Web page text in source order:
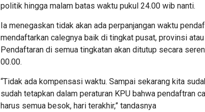
politik hingga malam batas waktu pukul 24.00 wib nanti.
Ia menegaskan tidak akan ada perpanjangan waktu
mendaftarkan calegnya baik di tingkat pusat, provinsi
Pendaftaran di semua tingkatan akan ditutup secara
00.00.
“Tidak ada kompensasi waktu. Sampai sekarang kita
sudah tetapkan dalam peraturan KPU bahwa pendaftran
harus semua besok, hari terakhir,” tandasnya